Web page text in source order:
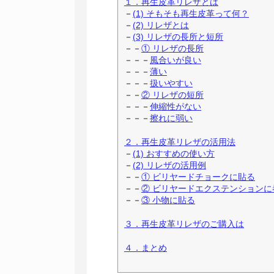
１．再生皮革リレザとは
－ (1) そもそも再生皮革って何？
－ (2) リレザとは
－ (3) リレザの長所と短所
－－ ① リレザの長所
－－－ 風合いが良い
－－－ 薄い
－－－ 扱いやすい
－－ ② リレザの短所
－－－ 伸縮性がない
－－－ 擦れに弱い
２．再生皮革リレザの活用法
－ (1) おすすめの使い方
－ (2) リレザの活用例
－－ ① ビリヤードチョークに貼る
－－ ② ビリヤードエクステンションに
－－ ③ 小物に貼る
３．再生皮革リレザのご購入は
４．まとめ